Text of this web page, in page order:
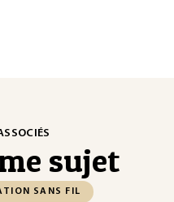
sujet
SANS FIL